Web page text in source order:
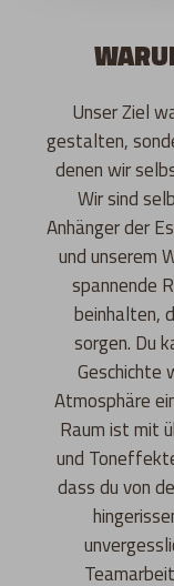
Unser Ziel
gestalten,
denen wir
Wir sind
Anhänger der
und unserem
spannende
beinhalten,
sorgen. Du
Geschichte
Atmosphäre
Raum ist mit
und
dass du von